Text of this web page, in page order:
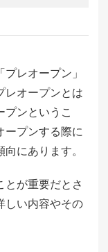
レオープン」
レオープンとは
プンというこ
ープンする際に
にあります。
とが重要だとさ
しい内容やその